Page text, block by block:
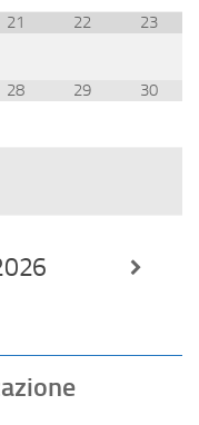
21 22 23
28 29 30